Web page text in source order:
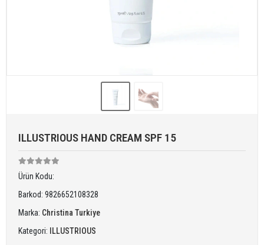
ILLUSTRIOUS HAND CREAM SPF 15
Ürün Kodu:
Barkod: 9826652108328
Marka: Christina Turkiye
Kategori:
ILLUSTRIOUS